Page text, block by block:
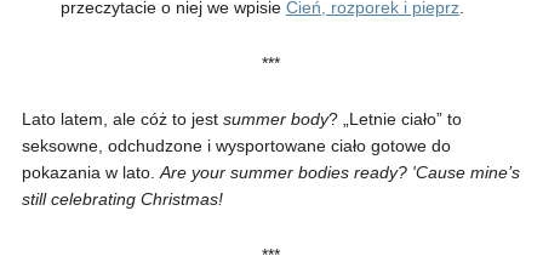
przeczytacie o niej we wpisie Cień, rozporek i pieprz.
***
Lato latem, ale cóż to jest summer body? „Letnie ciało” to
seksowne, odchudzone i wysportowane ciało gotowe do
pokazania w lato.Are your summer bodies ready? 'Cause mine’s
still celebrating Christmas!
***